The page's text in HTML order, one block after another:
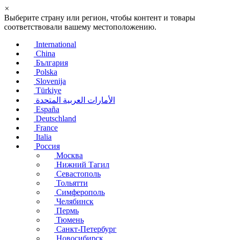
×
Выберите страну или регион, чтобы контент и товары
соответствовали вашему местоположению.
International
China
България
Polska
Slovenija
Türkiye
الأمارات العربية المتحدة
España
Deutschland
France
Italia
Россия
Москва
Нижний Тагил
Севастополь
Тольятти
Симферополь
Челябинск
Пермь
Тюмень
Санкт-Петербург
Новосибирск